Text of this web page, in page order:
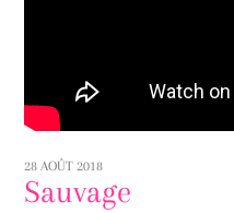
28 AOÛT 2018
Sauvage